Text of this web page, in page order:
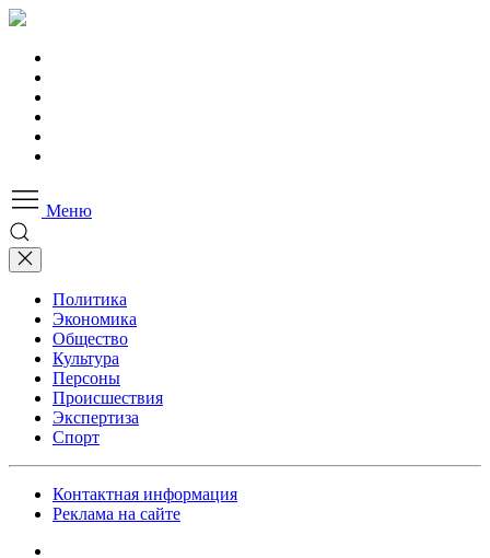
Меню
Политика
Экономика
Общество
Культура
Персоны
Происшествия
Экспертиза
Спорт
Контактная информация
Реклама на сайте